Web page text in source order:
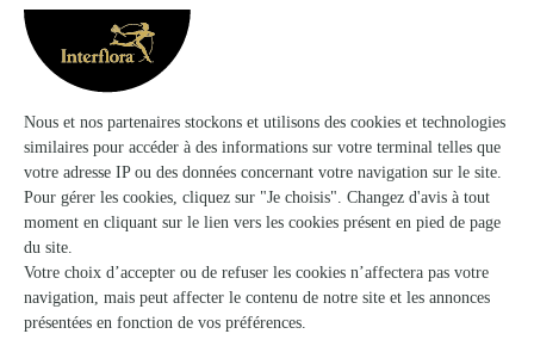
La Maison des Fleurs
Chateau Thierry
★★★★ ★4.3 (42)
61, rue Carnot
Voir la boutique